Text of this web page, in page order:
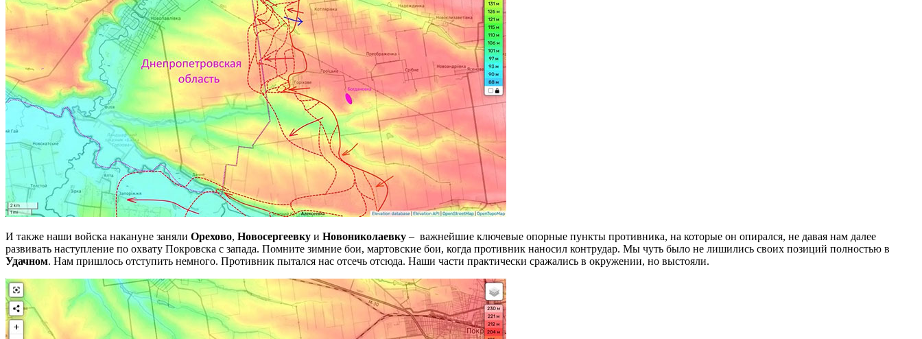
И также наши войска накануне заняли Орехово, Новосергеевку и Новониколаевку – важнейшие ключевые опорные пункты противника, на которые он опирался, не давая нам далее
развивать наступление по охвату Покровска с запада. Помните зимние бои, мартовские бои, когда противник наносил контрудар. Мы чуть было не лишились своих позиций полностью в
Удачном. Нам пришлось отступить немного. Противник пытался нас отсечь отсюда. Наши части практически сражались в окружении, но выстояли.